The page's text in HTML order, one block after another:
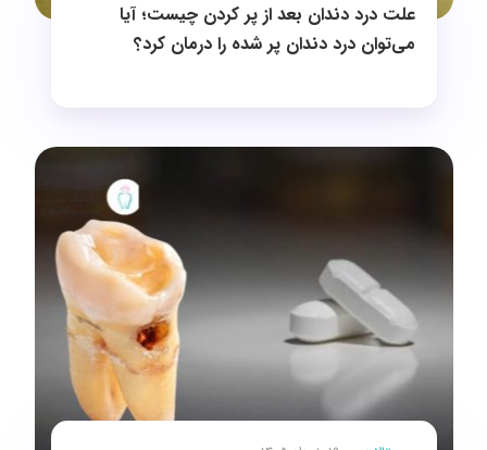
علت درد دندان بعد از پر کردن چیست؛ آیا
می‌توان درد دندان پر شده را درمان کرد؟